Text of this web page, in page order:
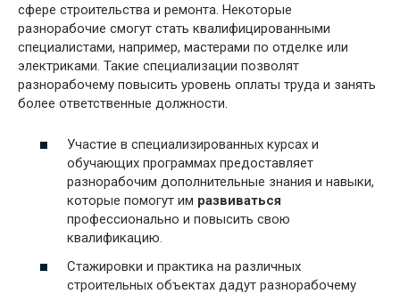
сфере строительства и ремонта. Некоторые
разнорабочие смогут стать квалифицированными
специалистами, например, мастерами по отделке или
электриками. Такие специализации позволят
разнорабочему повысить уровень оплаты труда и занять
более ответственные должности.
Участие в специализированных курсах и
обучающих программах предоставляет
разнорабочим дополнительные знания и навыки,
которые помогут им развиваться
профессионально и повысить свою
квалификацию.
Стажировки и практика на различных
строительных объектах дадут разнорабочему